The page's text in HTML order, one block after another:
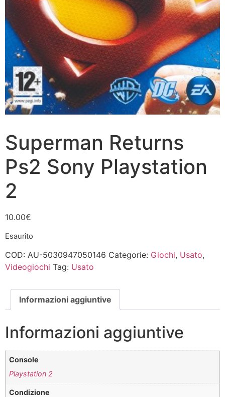
Superman Returns
Ps2 Sony Playstation
2
10.00€
Esaurito
COD: AU-5030947050146 Categorie: Giochi, Usato,
Videogiochi Tag: Usato
Informazioni aggiuntive
Informazioni aggiuntive
Console
Playstation 2
Condizione